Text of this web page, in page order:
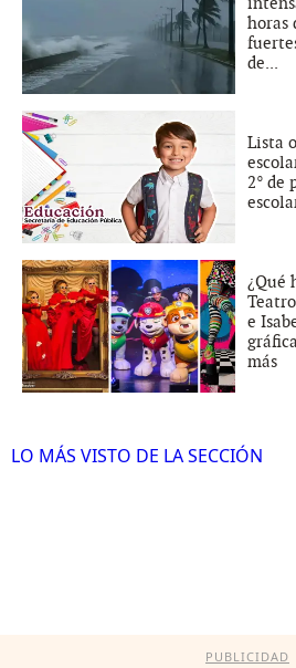
horas
de...
Lista
2° de
¿Qué
e
más
LO MÁS VISTO DE LA SECCIÓN
PUBLICIDAD